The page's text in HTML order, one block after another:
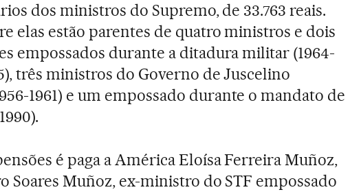
dos ministros do Supremo, de 33.763 reais.
elas estão parentes de quatro ministros e dois
empossados durante a ditadura militar (1964-
três ministros do Governo de Juscelino
1961) e um empossado durante o mandato de
é paga a América Eloísa Ferreira Muñoz,
Soares Muñoz, ex-ministro do STF empossado